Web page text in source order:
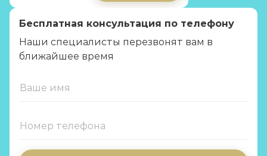
Бесплатная консультация по телефону
Наши специалисты перезвонят вам в
ближайшее время